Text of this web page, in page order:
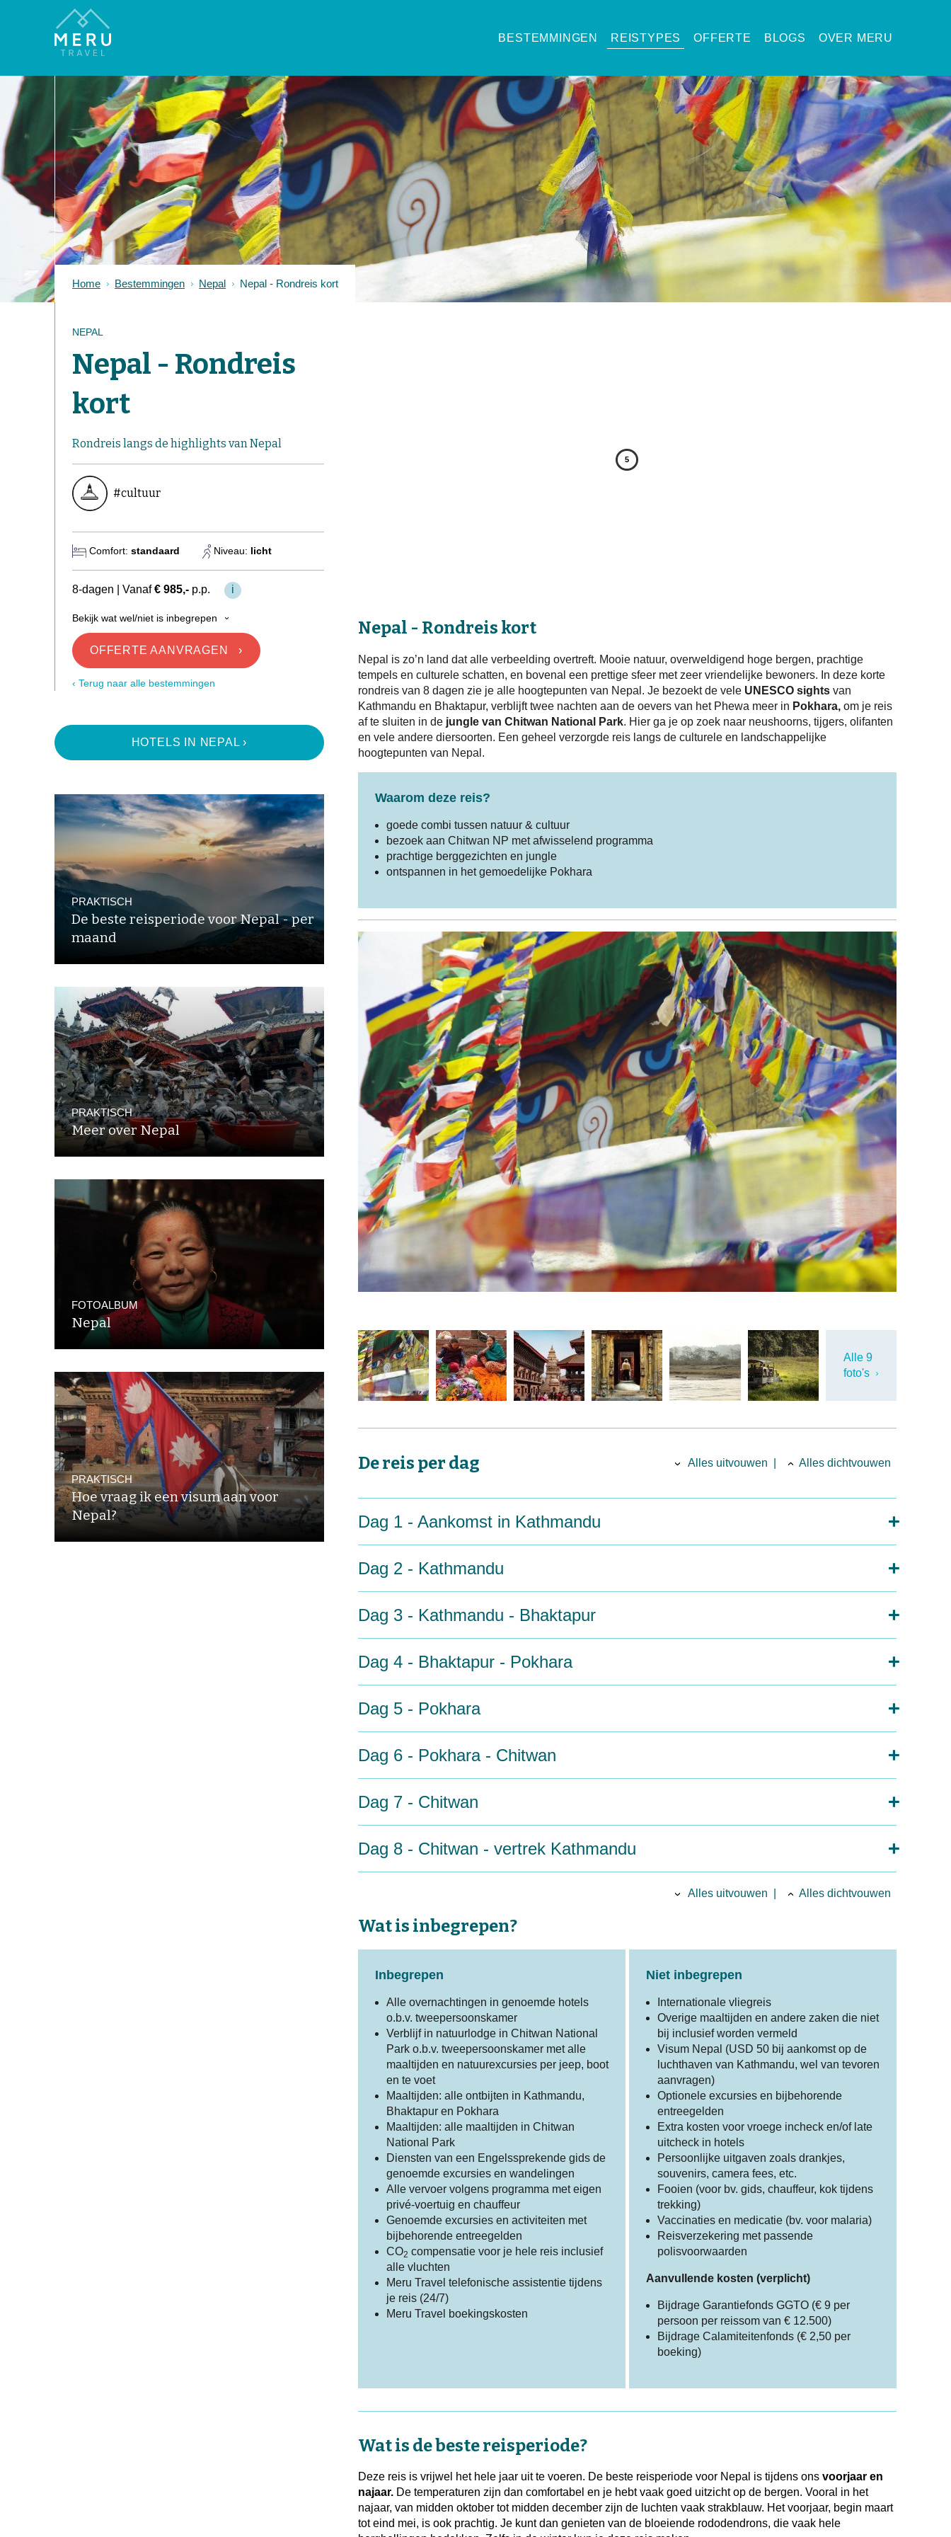
BESTEMMINGEN REISTYPES OFFERTE BLOGS OVER MERU
Home Bestemmingen Nepal Nepal - Rondreis kort
NEPAL
Nepal - Rondreis
kort
Rondreis langs de highlights van Nepal
#cultuur
Comfort: standaard Niveau: licht
8-dagen Vanaf€ 985,- p.p. i
Bekijk wat wel/niet is inbegrepen ›
OFFERTE AANVRAGEN ›
‹ Terug naar alle bestemmingen
HOTELS IN NEPAL ›
PRAKTISCH
De beste reisperiode voor Nepal - per
maand
PRAKTISCH
Meer over Nepal
FOTOALBUM
Nepal
PRAKTISCH
Hoe vraag ik een visum aan voor
Nepal?
5
Nepal - Rondreis kort
Nepal is zo’n land dat alle verbeelding overtreft. Mooie natuur, overweldigend hoge bergen, prachtige
tempels en culturele schatten, en bovenal een prettige sfeer met zeer vriendelijke bewoners. In deze korte
rondreis van 8 dagen zie je alle hoogtepunten van Nepal. Je bezoekt de vele UNESCO sights van
Kathmandu en Bhaktapur, verblijft twee nachten aan de oevers van het Phewa meer in Pokhara,om je reis
af te sluiten in de jungle van Chitwan National Park. Hier ga je op zoek naar neushoorns, tijgers, olifanten
en vele andere diersoorten. Een geheel verzorgde reis langs de culturele en landschappelijke
hoogtepunten van Nepal.
Waarom deze reis?
goede combi tussen natuur & cultuur
bezoek aan Chitwan NP met afwisselend programma
prachtige berggezichten en jungle
ontspannen in het gemoedelijke Pokhara
Alle 9
foto's
De reis per dag Alles uitvouwen Alles dichtvouwen
Dag 1 - Aankomst in Kathmandu
Dag 2 - Kathmandu
Dag 3 - Kathmandu - Bhaktapur
Dag 4 - Bhaktapur - Pokhara
Dag 5 - Pokhara
Dag 6 - Pokhara - Chitwan
Dag 7 - Chitwan
Dag 8 - Chitwan - vertrek Kathmandu
Alles uitvouwen Alles dichtvouwen
Wat is inbegrepen?
Inbegrepen
Alle overnachtingen in genoemde hotels
o.b.v. tweepersoonskamer
Verblijf in natuurlodge in Chitwan National
Park o.b.v. tweepersoonskamer met alle
maaltijden en natuurexcursies per jeep, boot
en te voet
Maaltijden: alle ontbijten in Kathmandu,
Bhaktapur en Pokhara
Maaltijden: alle maaltijden in Chitwan
National Park
Diensten van een Engelssprekende gids de
genoemde excursies en wandelingen
Alle vervoer volgens programma met eigen
privé-voertuig en chauffeur
Genoemde excursies en activiteiten met
bijbehorende entreegelden
CO2 compensatie voor je hele reis inclusief
alle vluchten
Meru Travel telefonische assistentie tijdens
je reis (24/7)
Meru Travel boekingskosten
Niet inbegrepen
Internationale vliegreis
Overige maaltijden en andere zaken die niet
bij inclusief worden vermeld
Visum Nepal (USD 50 bij aankomst op de
luchthaven van Kathmandu, wel van tevoren
aanvragen)
Optionele excursies en bijbehorende
entreegelden
Extra kosten voor vroege incheck en/of late
uitcheck in hotels
Persoonlijke uitgaven zoals drankjes,
souvenirs, camera fees, etc.
Fooien (voor bv. gids, chauffeur, kok tijdens
trekking)
Vaccinaties en medicatie (bv. voor malaria)
Reisverzekering met passende
polisvoorwaarden
Aanvullende kosten (verplicht)
Bijdrage Garantiefonds GGTO (€ 9 per
persoon per reissom van € 12.500)
Bijdrage Calamiteitenfonds (€ 2,50 per
boeking)
Wat is de beste reisperiode?
Deze reis is vrijwel het hele jaar uit te voeren. De beste reisperiode voor Nepal is tijdens ons voorjaar en
najaar.De temperaturen zijn dan comfortabel en je hebt vaak goed uitzicht op de bergen. Vooral in het
najaar, van midden oktober tot midden december zijn de luchten vaak strakblauw. Het voorjaar, begin maart
tot eind mei, is ook prachtig. Je kunt dan genieten van de bloeiende rododendrons, die vaak hele